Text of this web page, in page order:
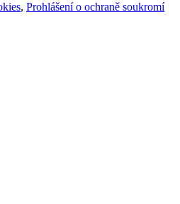
, Prohlášení o ochraně soukromí